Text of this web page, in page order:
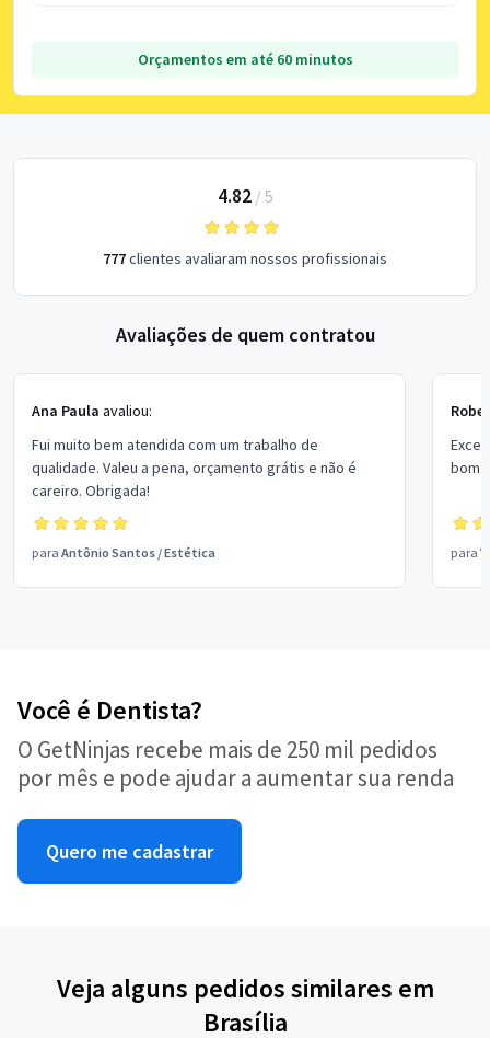
Orçamentos em até 60 minutos
4.82/ 5
777clientes avaliaram nossos profissionais
Avaliações de quem contratou
Ana Paula avaliou:
Fui muito bem atendida com um trabalho de
qualidade. Valeu a pena, orçamento grátis e não é
careiro. Obrigada!
para Antônio Santos /Estética
bom
para
Você é Dentista?
O GetNinjas recebe mais de 250 mil pedidos
por mês e pode ajudar a aumentar sua renda
Quero me cadastrar
Veja alguns pedidos similares em
Brasília